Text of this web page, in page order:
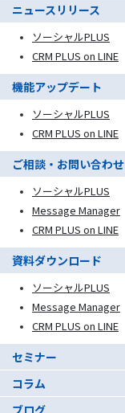
ニュースリリース
ソーシャルPLUS
CRM PLUS on LINE
機能アップデート
ソーシャルPLUS
CRM PLUS on LINE
ご相談・お問い合わせ
ソーシャルPLUS
Message Manager
CRM PLUS on LINE
資料ダウンロード
ソーシャルPLUS
Message Manager
CRM PLUS on LINE
セミナー
コラム
ブログ